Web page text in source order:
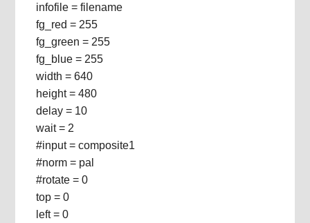
infofile = filename
fg_red = 255
fg_green = 255
fg_blue = 255
width = 640
height = 480
delay = 10
wait = 2
#input = composite1
#norm = pal
#rotate = 0
top = 0
left = 0